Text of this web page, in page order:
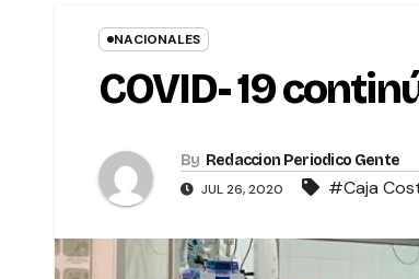
NACIONALES
COVID- 19
By Redaccion Periodico Gente
JUL 26, 2020 #Caja